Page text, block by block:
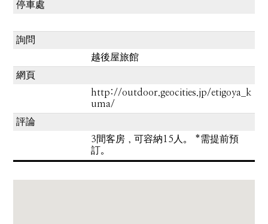
停車處
詢問
越後屋旅館
網頁
http://outdoor.geocities.jp/etigoya_k
uma/
評論
3間客房，可容納15人。 *需提前預
訂。